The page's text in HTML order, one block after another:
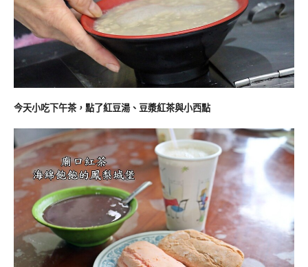
今天小吃下午茶，點了紅豆湯、豆漿紅茶與小西點